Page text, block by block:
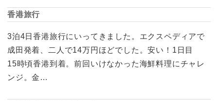
香港旅行
3泊4日香港旅行にいってきました。エクスペディアで
成田発着、二人で14万円ほどでした。安い！1日目
15時頃香港到着。前回いけなかった海鮮料理にチャレ
ンジ。金…